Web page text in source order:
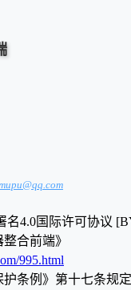
4.0国际许可协议
合前端》
995.html
条例》第十七条规